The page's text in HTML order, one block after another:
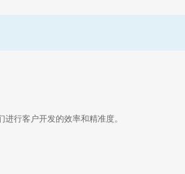
行客户开发的效率和精准度。